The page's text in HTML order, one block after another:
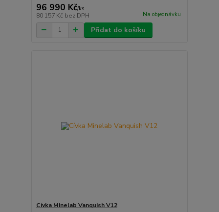
96 990 Kč/ks
80 157 Kč bez DPH Na objednávku
Přidat do košíku
Cívka Minelab Vanquish V12